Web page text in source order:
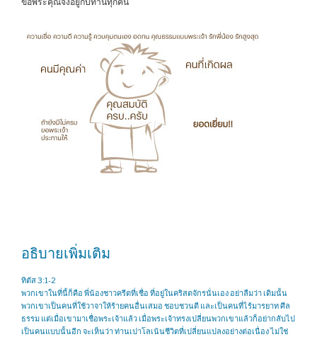
อธิบายเพิ่มเติม
ทิตัส 3:1-2
พวกเขาในที่นี้ก็คือ พี่น้องชาวครีตที่เชื่อ ที่อยู่ในคริสตจักรนั่นเอง อย่าลืมว่า เดิมนั้น
พวกเขาเป็นคนที่ใช้วาจาให้ร้ายคนอื่นเสมอ ชอบชวนตี และเป็นคนที่ไร้มารยาท ศีล
ธรรม แต่เมื่อเขามาเชื่อพระเจ้าแล้ว เมื่อพระเจ้าทรงเปลี่ยนพวกเขาแล้วก็อย่ากลับไป
เป็นคนแบบนั้นอีก จะเห็นว่า ท่านเปาโลเน้นชีวิตที่เปลี่ยนแปลงอย่างต่อเนื่อง ไม่ใช่